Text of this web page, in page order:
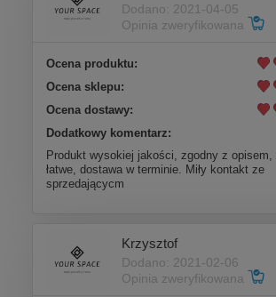
Dodano: 2021-04-05
Opinia zweryfikowana
Ocena produktu:
Ocena sklepu:
Ocena dostawy:
Dodatkowy komentarz:
Produkt wysokiej jakości, zgodny z opisem,
łatwe, dostawa w terminie. Miły kontakt ze
sprzedającycm
Krzysztof
Dodano: 2021-02-06
Opinia zweryfikowana